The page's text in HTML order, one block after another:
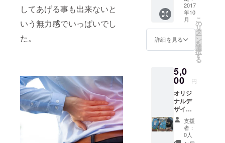
してあげる事も出来ないと
いう無力感でいっぱいでし
た。
か？ あ
なたの
写真を
送って
いただ
き、あ
なたの
アバ
ターを
作成し
ます。
2017
年10
月
詳細を見る
こ
の
リ
タ
ー
ン
を
選
択
す
る
5,0
00 円
オリジ
ナルデ
ザイン
の携帯
ケース
を作成
しま
支援
者：
0人